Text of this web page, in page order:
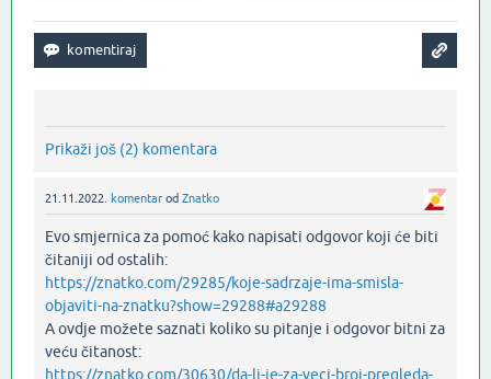
Prikaži još (2) komentara
21.11.2022. komentar od Znatko
Evo smjernica za pomoć kako napisati odgovor koji će biti
čitaniji od ostalih:
https://znatko.com/29285/koje-sadrzaje-ima-smisla-
objaviti-na-znatku?show=29288#a29288
A ovdje možete saznati koliko su pitanje i odgovor bitni za
veću čitanost:
https://znatko.com/30630/da-li-je-za-veci-broj-pregleda-